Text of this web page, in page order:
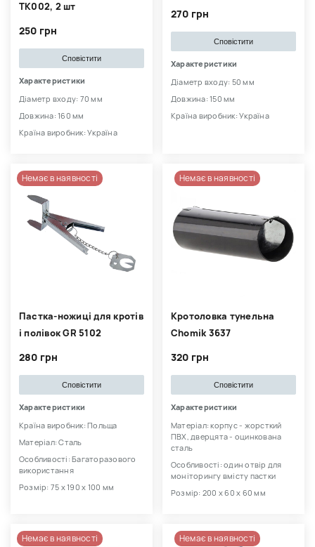
TK002, 2 шт
250 грн
Сповістити
Характеристики
Діаметр входу: 70 мм
Довжина: 160 мм
Країна виробник: Україна
270 грн
Сповістити
Характеристики
Діаметр входу: 50 мм
Довжина: 150 мм
Країна виробник: Україна
Немає в наявності
Пастка-ножиці для кротів
і полівок GR 5102
280 грн
Сповістити
Характеристики
Країна виробник: Польща
Матеріал: Сталь
Особливості: Багаторазового
використання
Розмір: 75 х 190 х 100 мм
Немає в наявності
Кротоловка тунельна
Chomik 3637
320 грн
Сповістити
Характеристики
Матеріал: корпус - жорсткий
ПВХ, дверцята - оцинкована
сталь
Особливості: один отвір для
моніторингу вмісту пастки
Розмір: 200 х 60 х 60 мм
Немає в наявності Немає в наявності